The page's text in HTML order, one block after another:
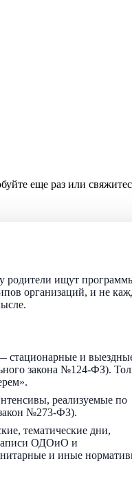
еще раз или
родители ищут
организаций, и не
стационарные и
закона №124-ФЗ).
реализуемые по
№273-ФЗ).
тематические дни,
записи ОДОиО и
и иные